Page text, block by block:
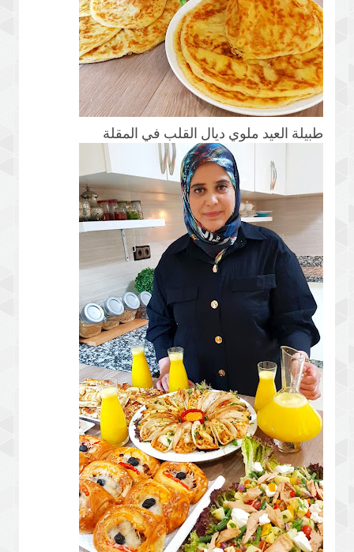
طبيلة العيد ملوي ديال القلب في المقلة